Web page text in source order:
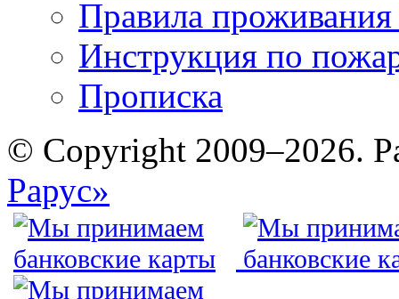
Правила
Инструкция по
Прописка
© Copyright 2009–2026.
Рарус»